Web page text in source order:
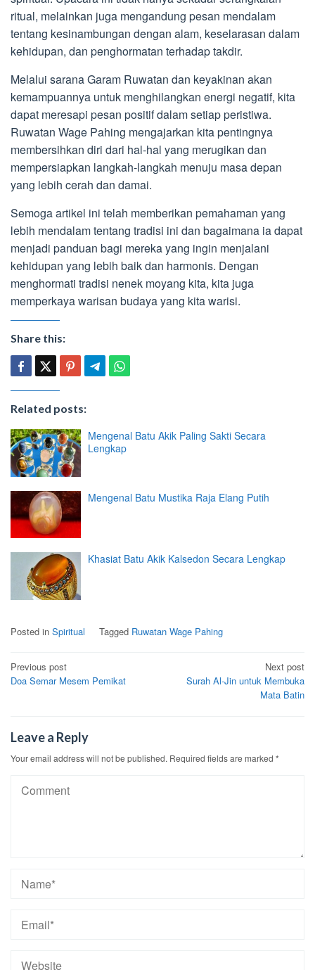
ritual, melainkan juga mengandung pesan mendalam
tentang kesinambungan dengan alam, keselarasan dalam
kehidupan, dan penghormatan terhadap takdir.
Melalui sarana Garam Ruwatan dan keyakinan akan
kemampuannya untuk menghilangkan energi negatif, kita
dapat meresapi pesan positif dalam setiap peristiwa.
Ruwatan Wage Pahing mengajarkan kita pentingnya
membersihkan diri dari hal-hal yang merugikan dan
mempersiapkan langkah-langkah menuju masa depan
yang lebih cerah dan damai.
Semoga artikel ini telah memberikan pemahaman yang
lebih mendalam tentang tradisi ini dan bagaimana ia dapat
menjadi panduan bagi mereka yang ingin menjalani
kehidupan yang lebih baik dan harmonis. Dengan
menghormati tradisi nenek moyang kita, kita juga
memperkaya warisan budaya yang kita warisi.
Share this:
Related posts:
Mengenal Batu Akik Paling Sakti Secara
Lengkap
Mengenal Batu Mustika Raja Elang Putih
Khasiat Batu Akik Kalsedon Secara Lengkap
Posted in Spiritual Tagged Ruwatan Wage Pahing
Post
navigation
Previous post
Doa Semar Mesem Pemikat
Next post
Surah Al-Jin untuk Membuka
Mata Batin
Leave a Reply
Your email address will not be published. Required fields are marked *